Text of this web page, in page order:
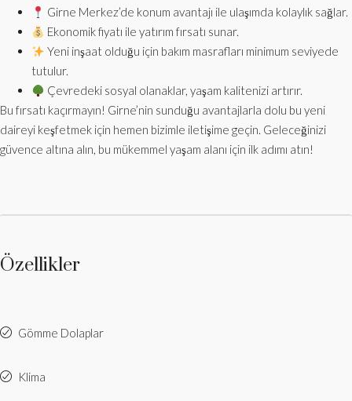
Girne Merkez’de konum avantajı ile ulaşımda kolaylık sağlar.
Ekonomik fiyatı ile yatırım fırsatı sunar.
Yeni inşaat olduğu için bakım masrafları minimum seviyede
tutulur.
Çevredeki sosyal olanaklar, yaşam kalitenizi artırır.
Bu fırsatı kaçırmayın! Girne’nin sunduğu avantajlarla dolu bu yeni
daireyi keşfetmek için hemen bizimle iletişime geçin. Geleceğinizi
güvence altına alın, bu mükemmel yaşam alanı için ilk adımı atın!
Özellikler
Gömme Dolaplar
Klima